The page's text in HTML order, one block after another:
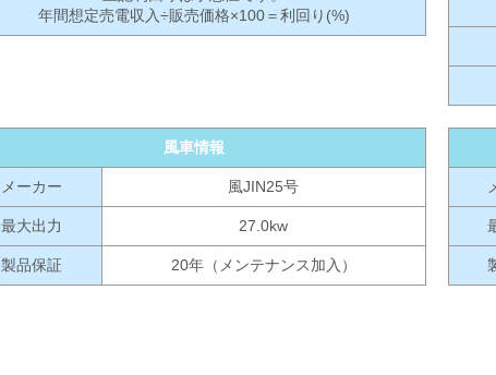
年間想定売電収入÷販売価格×100＝利回り(%)
風車情報
メーカー 風JIN25号
最大出力 27.0kw
製品保証 20年（メンテナンス加入）